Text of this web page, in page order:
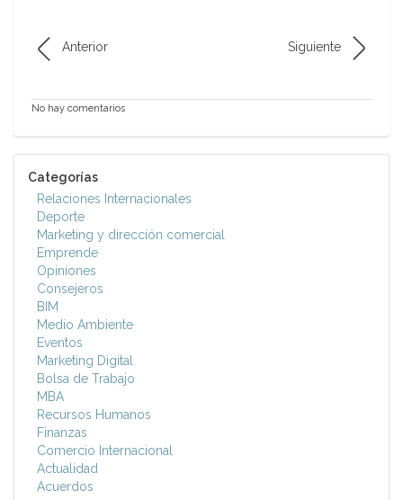
Anterior Siguiente
No hay comentarios
Categorías
Relaciones Internacionales
Deporte
Marketing y dirección comercial
Emprende
Opiniones
Consejeros
BIM
Medio Ambiente
Eventos
Marketing Digital
Bolsa de Trabajo
MBA
Recursos Humanos
Finanzas
Comercio Internacional
Actualidad
Acuerdos